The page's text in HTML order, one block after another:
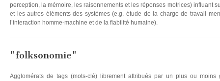
perception, la mémoire, les raisonnements et les réponses motrices) influant
et les autres éléments des systèmes (e.g. étude de la charge de travail
l’interaction homme-machine et de la fiabilité humaine).
"folksonomie"
Agglomérats de tags (mots-clé) librement attribués par un plus ou moins